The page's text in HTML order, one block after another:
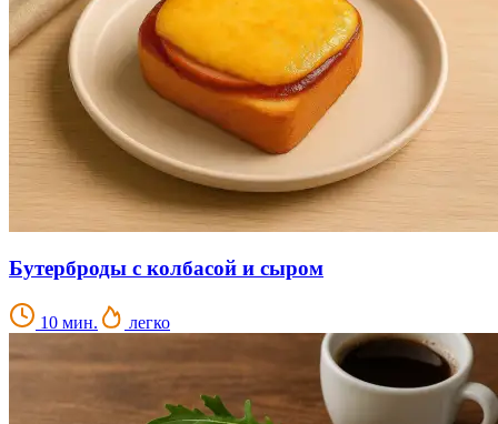
Бутерброды с колбасой и сыром
10 мин. легко